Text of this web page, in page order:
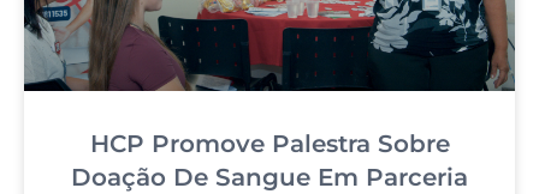
HCP Promove Palestra Sobre
Doação De Sangue Em Parceria